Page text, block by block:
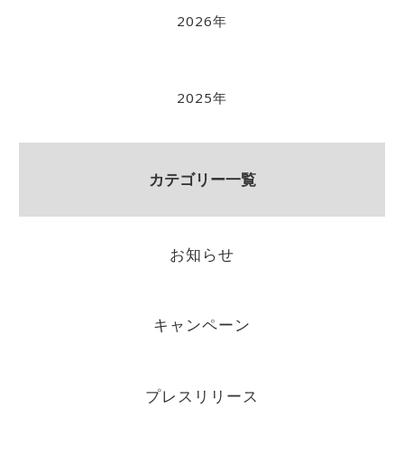
2026年
2025年
カテゴリー一覧
お知らせ
キャンペーン
プレスリリース